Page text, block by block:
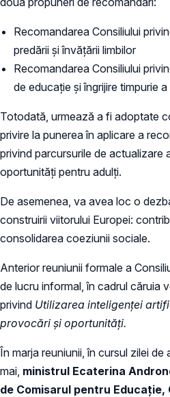
Recomandarea Consiliului
predării și învățării limbilor
Recomandarea Consiliului
de educație și îngrijire timpurie
Totodată, urmează a fi adoptate
privire la punerea în aplicare a
privind parcursurile de actualizare
oportunități pentru adulți.
De asemenea, va avea loc o
construirii viitorului Europei:
consolidarea coeziunii sociale.
Anterior reuniunii formale a
de lucru informal, în cadrul căruia
privind Utilizarea inteligenței
provocări și oportunități.
În marja reuniunii, în cursul zilei de
mai, ministrul Ecaterina
de Comisarul pentru